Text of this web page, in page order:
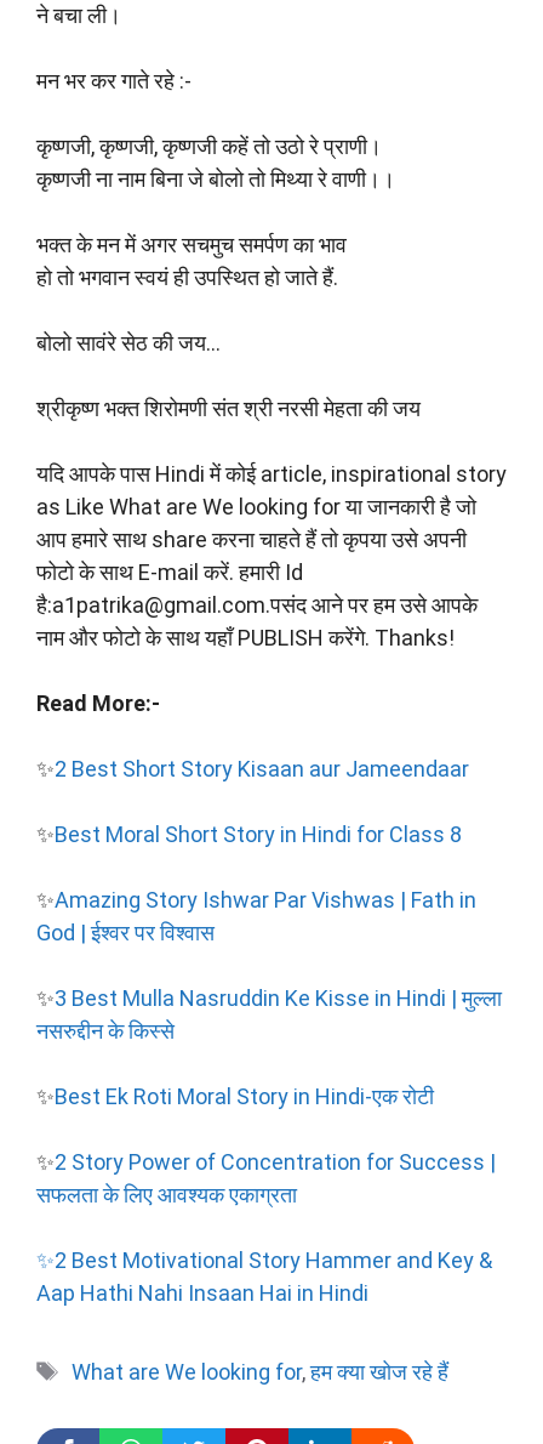
ने बचा ली।
मन भर कर गाते रहे :-
कृष्णजी, कृष्णजी, कृष्णजी कहें तो उठो रे प्राणी।
कृष्णजी ना नाम बिना जे बोलो तो मिथ्या रे वाणी।।
भक्त के मन में अगर सचमुच समर्पण का भाव
हो तो भगवान स्वयं ही उपस्थित हो जाते हैं.
बोलो सावंरे सेठ की जय…
श्रीकृष्ण भक्त शिरोमणी संत श्री नरसी मेहता की जय
यदि आपके पास Hindi में कोई article, inspirational story
as Like What are We looking for या जानकारी है जो
आप हमारे साथ share करना चाहते हैं तो कृपया उसे अपनी
फोटो के साथ E-mail करें. हमारी Id
है:a1patrika@gmail.com.पसंद आने पर हम उसे आपके
नाम और फोटो के साथ यहाँ PUBLISH करेंगे. Thanks!
Read More:-
✨2 Best Short Story Kisaan aur Jameendaar
✨Best Moral Short Story in Hindi for Class 8
✨Amazing Story Ishwar Par Vishwas | Fath in
God | ईश्वर पर विश्वास
✨3 Best Mulla Nasruddin Ke Kisse in Hindi | मुल्ला
नसरुद्दीन के किस्से
✨Best Ek Roti Moral Story in Hindi-एक रोटी
✨2 Story Power of Concentration for Success |
सफलता के लिए आवश्यक एकाग्रता
✨2 Best Motivational Story Hammer and Key &
Aap Hathi Nahi Insaan Hai in Hindi
Tags
What are We looking for,हम क्या खोज रहे हैं